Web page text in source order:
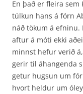
En það er fleira sem
túlkun hans á fórn
náð tökum á
aftur á móti ekki
minnst hefur verið
gerir til áhangenda
getur hugsun um
hvort heldur um